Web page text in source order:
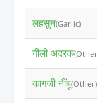
लहसुन(Garlic)
गीली अदरक
कागजी नींबू(Other)